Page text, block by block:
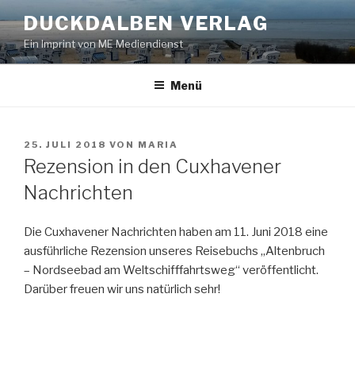
Zum
Inhalt
springen
DUCKDALBEN VERLAG
Ein Imprint von ME Mediendienst
Menü
VERÖFFENTLICHT
AM
25. JULI 2018 VON MARIA
Rezension in den Cuxhavener
Nachrichten
Die Cuxhavener Nachrichten haben am 11. Juni 2018 eine
ausführliche Rezension unseres Reisebuchs „Altenbruch
– Nordseebad am Weltschifffahrtsweg“ veröffentlicht.
Darüber freuen wir uns natürlich sehr!